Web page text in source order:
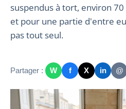
suspendus à tort, environ
et pour une partie d'entre
pas tout seul.
Partager : W f X in @